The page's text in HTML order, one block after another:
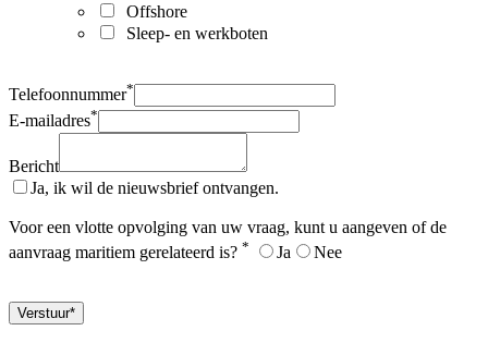
Offshore
Sleep- en werkboten
Telefoonnummer*
E-mailadres*
Bericht
Ja, ik wil de nieuwsbrief ontvangen.
Voor een vlotte opvolging van uw vraag, kunt u aangeven of de
aanvraag maritiem gerelateerd is? * Ja Nee